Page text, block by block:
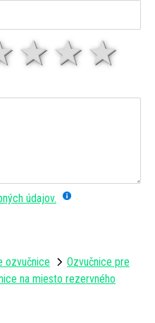
4
3
2 hviezdy
hviezda
údajov.
ozvučnice
Ozvučnice pre
na miesto rezervného